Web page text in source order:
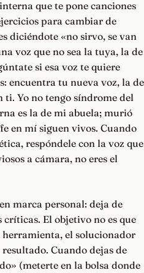
que te pone canciones
para cambiar de
diciéndote «no sirvo, se van
voz que no sea la tuya, la de
si esa voz te quiere
encuentra tu nueva voz, la de
ti. Yo no tengo síndrome del
es la de mi abuela; murió
en mí siguen vivos. Cuando
respóndele con la voz que
a cámara, no eres el
marca personal: deja de
El objetivo no es que
herramienta, el solucionador
Cuando dejas de
(meterte en la bolsa donde